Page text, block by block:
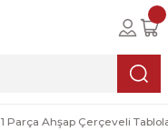
1 Parça Ahşap Çerçeveli